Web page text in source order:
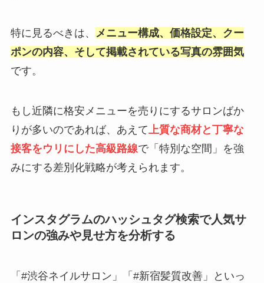
特に見るべきは、
メニュー構成、価格設定、クー
ポンの内容、そして掲載されている写真の雰囲気
です。
もし近隣に格安メニューを売りにするサロンばか
りが多いのであれば、あえて 上質な商材と丁寧な
接客をウリにした高級路線で「特別な空間」を強
みにする差別化戦略が考えられます。
インスタグラムのハッシュタグ検索で人気サ
ロンの強みや見せ方を分析する
「#渋谷ネイルサロン」「#新宿髪質改善」といっ